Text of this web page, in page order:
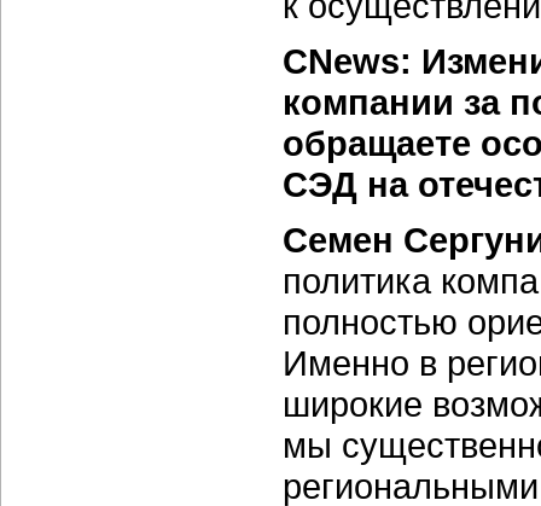
CNews:
компании за
обращаете
СЭД на
Семен
политика
полностью
Именно в
широкие
мы